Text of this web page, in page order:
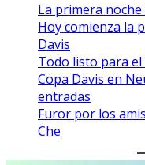
La primera
Hoy comienza la
Davis
Todo listo para el
Copa Davis en
entradas
Furor por los
Che